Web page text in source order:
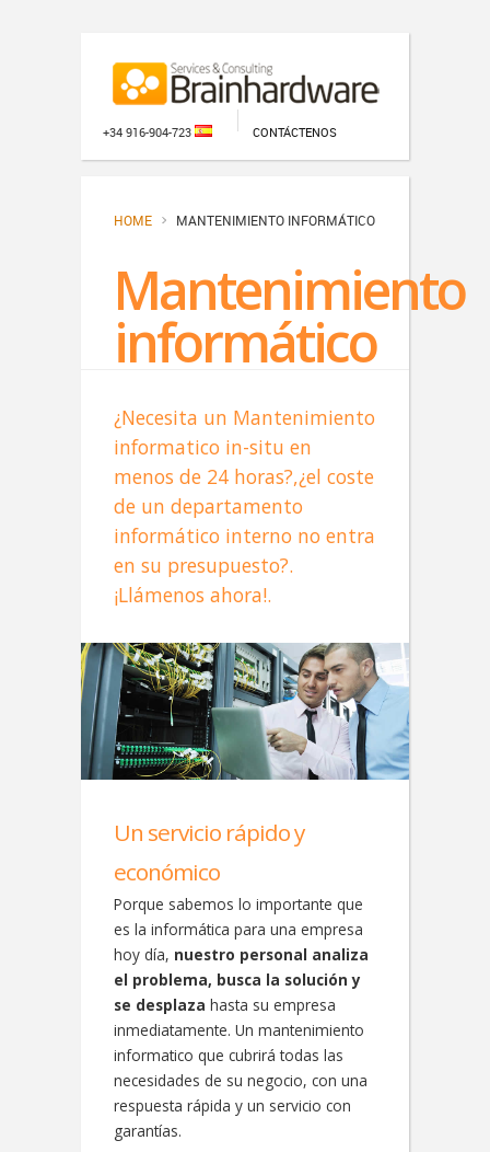
+34 916-904-723 CONTÁCTENOS
HOME MANTENIMIENTO INFORMÁTICO
Mantenimiento
informático
¿Necesita un Mantenimiento
informatico in-situ en
menos de 24 horas?,¿el coste
de un departamento
informático interno no entra
en su presupuesto?.
¡Llámenos ahora!.
Un servicio rápido y
económico
Porque sabemos lo importante que
es la informática para una empresa
hoy día, nuestro personal analiza
el problema, busca la solución y
se desplaza hasta su empresa
inmediatamente. Un mantenimiento
informatico que cubrirá todas las
necesidades de su negocio, con una
respuesta rápida y un servicio con
garantías.